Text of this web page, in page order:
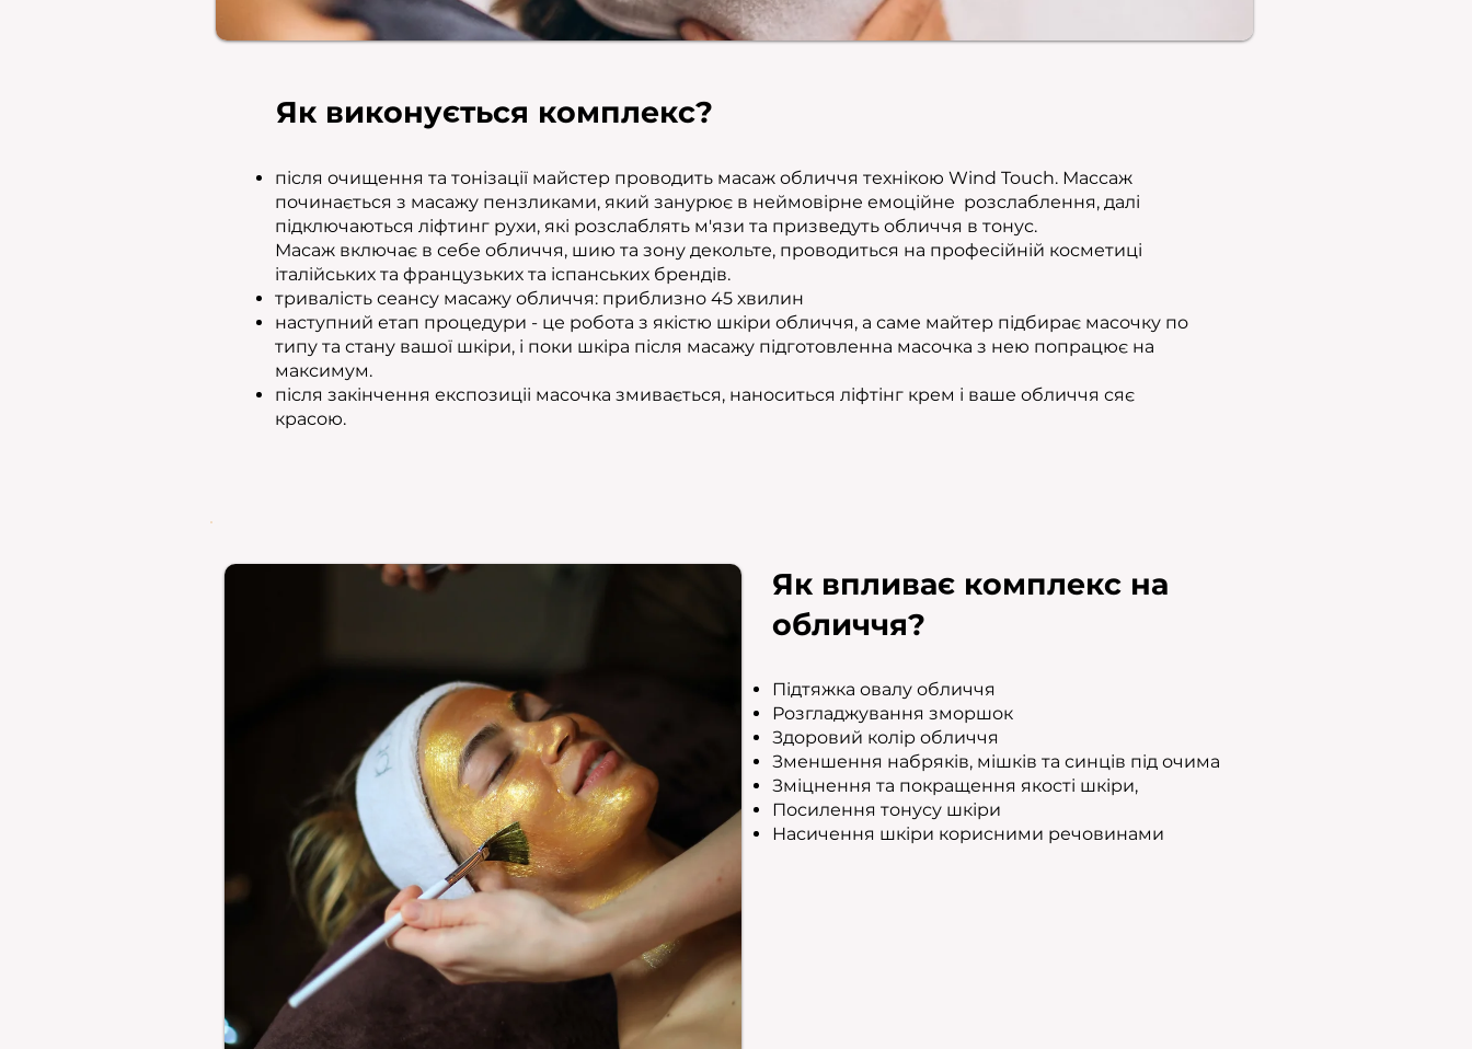
Як виконується комплекс?
після очищення та тонізації майстер проводить масаж обличчя технікою Wind Touch. Массаж
починається з масажу пензликами, який занурює в неймовірне емоційне розслаблення, далі
підключаються ліфтинг рухи, які розслаблять м'язи та призведуть обличчя в тонус.
Масаж включає в себе обличчя, шию та зону декольте, проводиться на професійній косметиці
італійських та французьких та іспанських брендів.
тривалість сеансу масажу обличчя: приблизно 45 хвилин
наступний етап процедури - це робота з якістю шкіри обличчя, а саме майтер підбирає масочку по
типу та стану вашої шкіри, і поки шкіра після масажу підготовленна масочка з нею попрацює на
максимум.
після закінчення експозиціі масочка змивається, наноситься ліфтінг крем і ваше обличчя сяє
красою.
Як впливає комплекс на
обличчя?
Підтяжка овалу обличчя
Розгладжування зморшок
Здоровий колір обличчя
Зменшення набряків, мішків та синців під очима
Зміцнення та покращення якості шкіри,
Посилення тонусу шкіри
Насичення шкіри корисними речовинами